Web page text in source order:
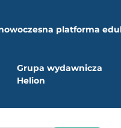
platforma
Grupa wydawnicza
Helion